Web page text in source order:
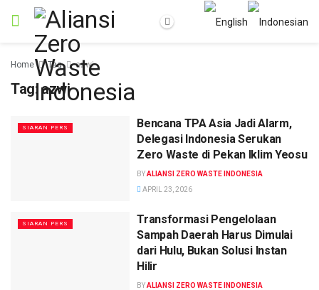
Home Tag azwi
Tag:azwi
SIARAN PERS
Bencana TPA Asia Jadi Alarm,
Delegasi Indonesia Serukan
Zero Waste di Pekan Iklim Yeosu
BYALIANSI ZERO WASTE INDONESIA
APRIL 23, 2026
SIARAN PERS
Transformasi Pengelolaan
Sampah Daerah Harus Dimulai
dari Hulu, Bukan Solusi Instan
Hilir
BYALIANSI ZERO WASTE INDONESIA